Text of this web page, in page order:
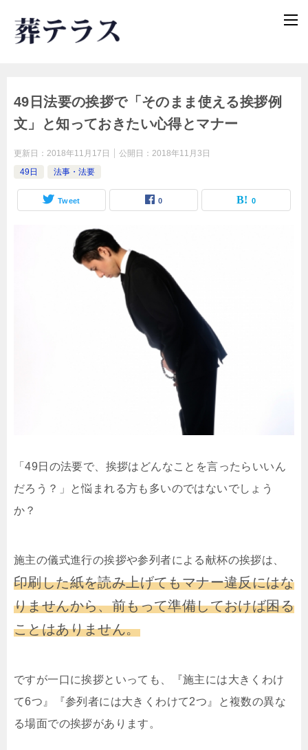
49日法要の挨拶で「そのまま使える挨拶例
文」と知っておきたい心得とマナー
更新日： 2018年11月17日 公開日： 2018年11月3日
49日
法事・法要
Tweet 0 0
「49日の法要で、挨拶はどんなことを言ったらいいん
だろう？」と悩まれる方も多いのではないでしょう
か？
施主の儀式進行の挨拶や参列者による献杯の挨拶は、
印刷した紙を読み上げてもマナー違反にはな
りませんから、前もって準備しておけば困る
ことはありません。
ですが一口に挨拶といっても、『施主には大きくわけ
て6つ』『参列者には大きくわけて2つ』と複数の異な
る場面での挨拶があります。